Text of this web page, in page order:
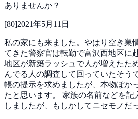
ありませんか？
[80]2021年5月11日
私の家にも来ました。やはり空き巣
てきた警察官は転勤で富沢西地区に
地区が新築ラッシュで人が増えたた
んでる人の調査して回っていたそう
帳の提示を求めましたが、本物ぽか
たと思います。 家族の名前などを記
しましたが、もしかしてニセモノだ